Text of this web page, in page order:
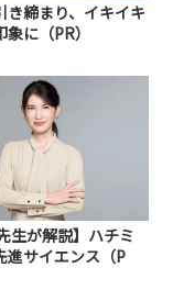
き締まり、イキイキ
に（PR）
生が解説】ハチミ
進サイエンス（P